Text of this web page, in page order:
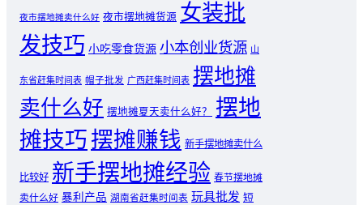
夜市摆地摊卖什么好 夜市摆地摊货源 女装批
发技巧 小吃零食货源 小本创业货源 山
东省赶集时间表 帽子批发 广西赶集时间表 摆地摊
卖什么好 摆地摊夏天卖什么好？
摆地
摊技巧 摆摊赚钱 新手摆地摊卖什么
比较好 新手摆地摊经验 春节摆地摊
卖什么好 暴利产品 湖南省赶集时间表 玩具批发 短